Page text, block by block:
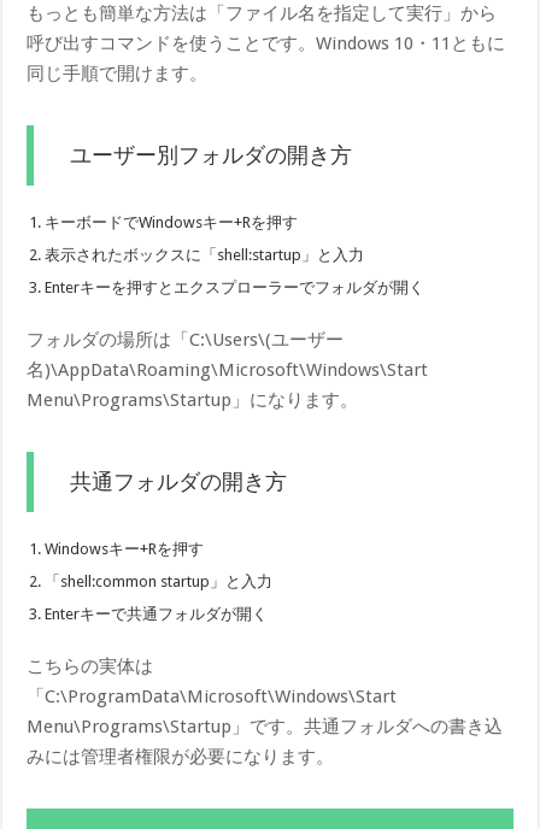
もっとも簡単な方法は「ファイル名を指定して実行」から
呼び出すコマンドを使うことです。Windows 10・11ともに
同じ手順で開けます。
ユーザー別フォルダの開き方
キーボードでWindowsキー+Rを押す
表示されたボックスに「shell:startup」と入力
Enterキーを押すとエクスプローラーでフォルダが開く
フォルダの場所は「C:\Users\(ユーザー
名)\AppData\Roaming\Microsoft\Windows\Start
Menu\Programs\Startup」になります。
共通フォルダの開き方
Windowsキー+Rを押す
「shell:common startup」と入力
Enterキーで共通フォルダが開く
こちらの実体は
「C:\ProgramData\Microsoft\Windows\Start
Menu\Programs\Startup」です。共通フォルダへの書き込
みには管理者権限が必要になります。